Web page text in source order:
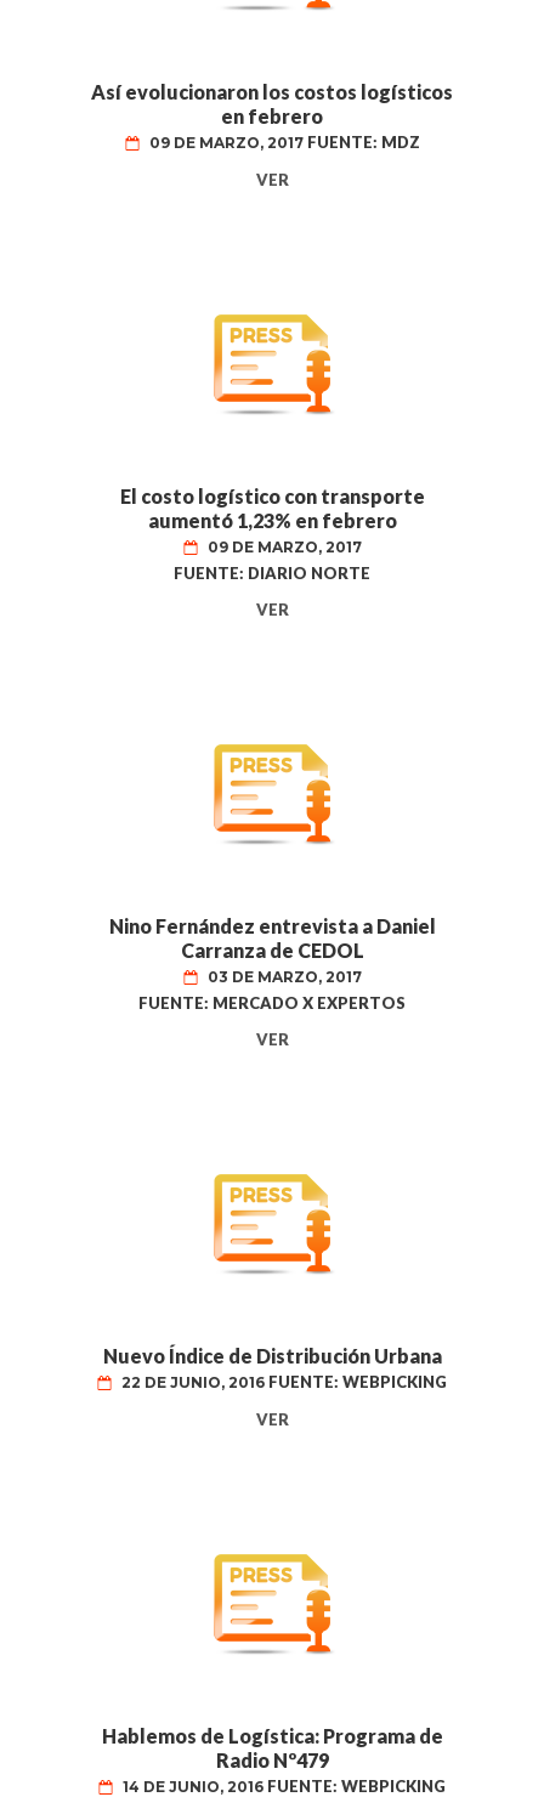
Así evolucionaron los costos logísticos
en febrero
09 DE MARZO, 2017 FUENTE: MDZ
VER
El costo logístico con transporte
aumentó 1,23% en febrero
09 DE MARZO, 2017
FUENTE: DIARIO NORTE
VER
Nino Fernández entrevista a Daniel
Carranza de CEDOL
03 DE MARZO, 2017
FUENTE: MERCADO X EXPERTOS
VER
Nuevo Índice de Distribución Urbana
22 DE JUNIO, 2016 FUENTE: WEBPICKING
VER
Hablemos de Logística: Programa de
Radio Nº479
14 DE JUNIO, 2016 FUENTE: WEBPICKING